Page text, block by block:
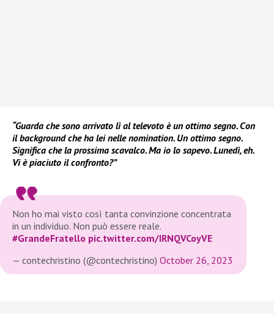
“Guarda che sono arrivato lì al televoto è un ottimo segno. Con
il background che ha lei nelle nomination. Un ottimo segno.
Significa che la prossima scavalco. Ma io lo sapevo. Lunedì, eh.
Vi è piaciuto il confronto?”
Non ho mai visto così tanta convinzione concentrata
in un individuo. Non può essere reale.
#GrandeFratello pic.twitter.com/IRNQVCoyVE
— contechristino (@contechristino) October 26, 2023